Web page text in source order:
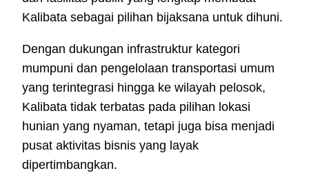
Kalibata sebagai pilihan bijaksana untuk dihuni.
Dengan dukungan infrastruktur kategori
mumpuni dan pengelolaan transportasi umum
yang terintegrasi hingga ke wilayah pelosok,
Kalibata tidak terbatas pada pilihan lokasi
hunian yang nyaman, tetapi juga bisa menjadi
pusat aktivitas bisnis yang layak
dipertimbangkan.